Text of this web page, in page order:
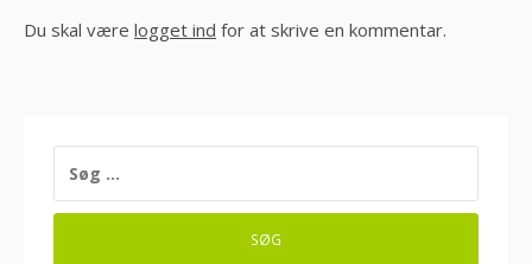
Du skal være logget ind for at skrive en kommentar.
EFTER: